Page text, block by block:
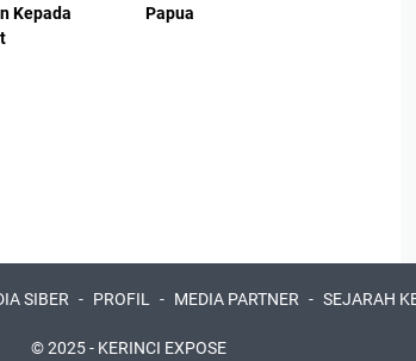
Kepada
Papua
SIBER PROFIL MEDIA PARTNER SEJARAH
© 2025 - KERINCI EXPOSE